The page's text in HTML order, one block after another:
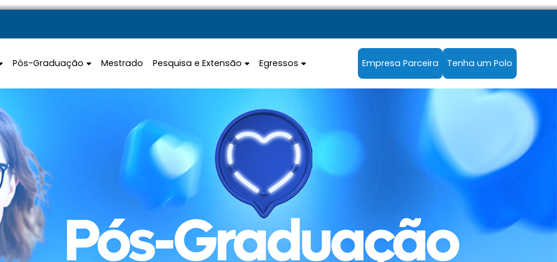
Pós-Graduação Mestrado Pesquisa e Extensão Egressos Empresa Parceira Tenha um Polo